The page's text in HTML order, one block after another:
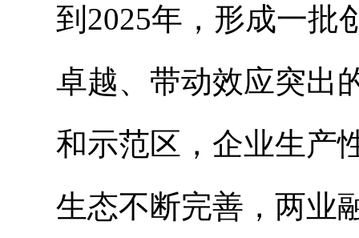
到 2025年，形成一批
卓越、带动效应突出
和示范区，企业生产
生态不断完善，两业